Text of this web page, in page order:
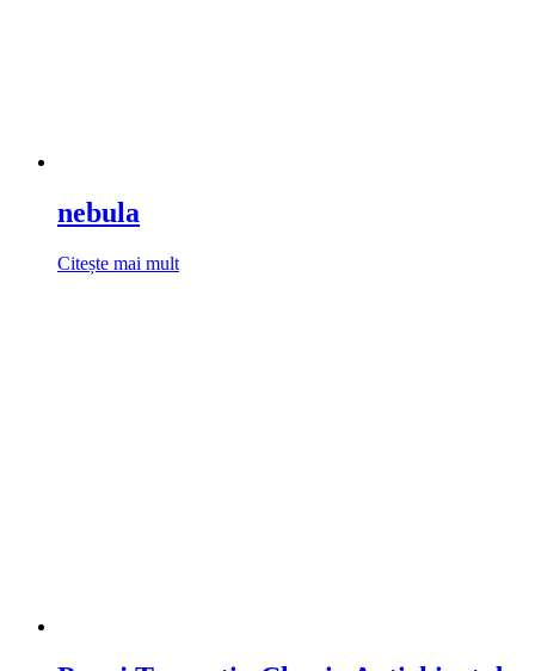
nebula
Citește mai mult